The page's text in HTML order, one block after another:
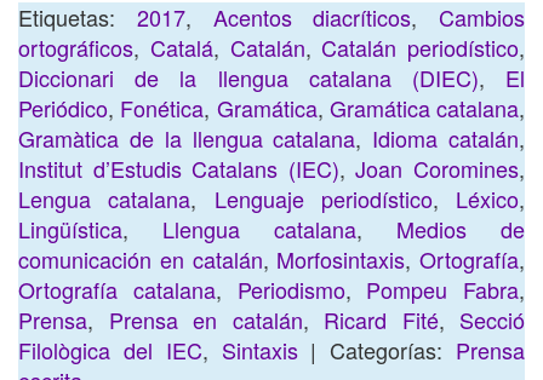
Etiquetas: 2017, Acentos diacríticos, Cambios
ortográficos, Catalá, Catalán,Catalán periodístico,
Diccionari de la llengua catalana (DIEC), El
Periódico, Fonética, Gramática, Gramática catalana,
Gramàtica de la llengua catalana, Idioma catalán,
Institut d’Estudis Catalans (IEC),Joan Coromines,
Lengua catalana, Lenguaje periodístico, Léxico,
Lingüística, Llengua catalana, Medios de
comunicación en catalán, Morfosintaxis, Ortografía,
Ortografía catalana, Periodismo, Pompeu Fabra,
Prensa, Prensa en catalán, Ricard Fité, Secció
Filològica del IEC, Sintaxis| Categorías: Prensa